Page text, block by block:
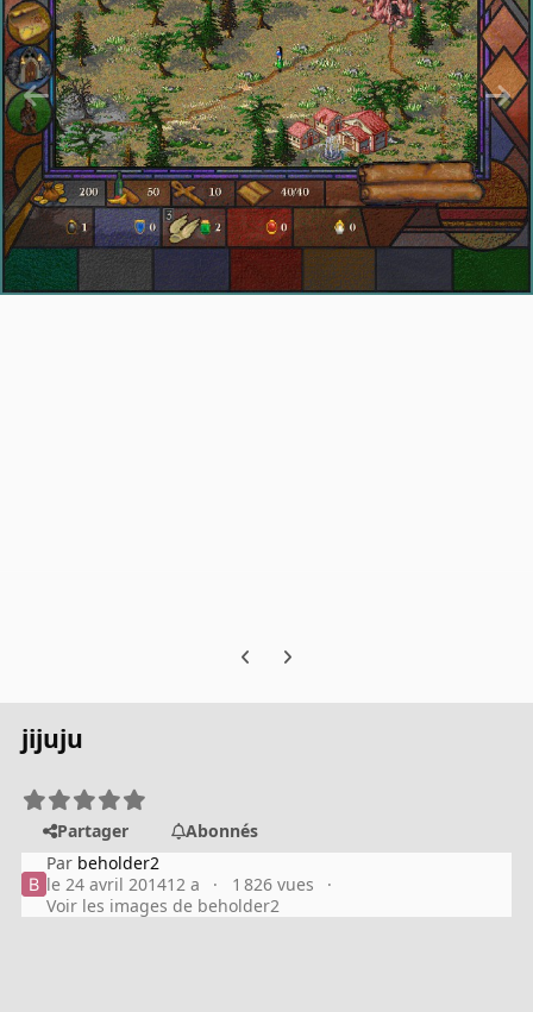
Previous carousel slide
Next carousel slide
jijuju
Partager
Abonnés
Par beholder2
le 24 avril 201412 a
1 826 vues
Voir les images de beholder2